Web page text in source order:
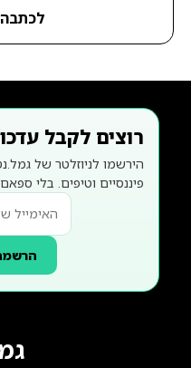
רוצים לקבל
הירשמו לניוזלטר של
פיננסיים וטיפים. בלי